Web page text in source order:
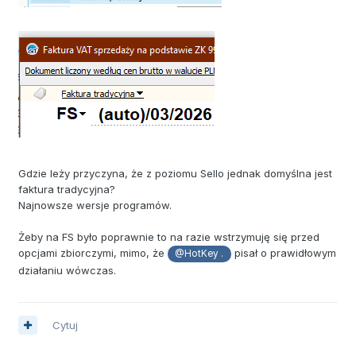
Gdzie leży przyczyna, że z poziomu Sello jednak domyślna jest
faktura tradycyjna?
Najnowsze wersje programów.
Żeby na FS było poprawnie to na razie wstrzymuję się przed
opcjami zbiorczymi, mimo, że
@HotKey .
pisał o prawidłowym
działaniu wówczas.
Cytuj